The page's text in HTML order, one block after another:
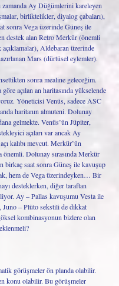
zamanda Ay Düğümlerini kareleyen
birliktelikler, diyalog çabaları),
sonra Vega üzerinde Güneş ile
destek alan Retro Merkür (önemli
Aldebaran üzerinde
Mars (dürtüsel eylemler).
sonra mealine geleceğim.
açılan an haritasında yükselende
Yöneticisi Venüs, sadece ASC
haritanın almuteni. Dolunay
gelmekte. Venüs’ün Jüpiter,
açıları var ancak Ay
kalıbı mevcut. Merkür’ün
önemli. Dolunay sırasında Merkür
birkaç saat sonra Güneş ile kavuşup
hem de Vega üzerindeyken… Bir
desteklerken, diğer taraftan
Ay – Pallas kavuşumu Vesta ile
Juno – Plüto sekstili de dikkat
kombinasyonun bizlere olan
görüşmeler ön planda olabilir.
konu olabilir. Bu görüşmeler